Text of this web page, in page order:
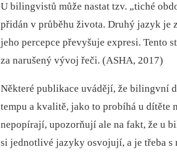
U bilingvistů může nastat tzv. „tiché
přidán v průběhu života. Druhý jazyk je
jeho percepce převyšuje expresi. Tento
za narušený vývoj řeči. (ASHA, 2017)
Některé publikace uvádějí, že bilingvní
tempu a kvalitě, jako to probíhá u
nepopírají, upozorňují ale na fakt, že u
si jednotlivé jazyky osvojují, a je třeba s